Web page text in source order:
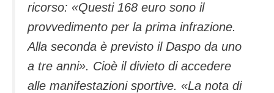
ricorso: «Questi 168 euro sono il
provvedimento per la prima infrazione.
Alla seconda è previsto il Daspo da uno
a tre anni». Cioè il divieto di accedere
alle manifestazioni sportive. «La nota di